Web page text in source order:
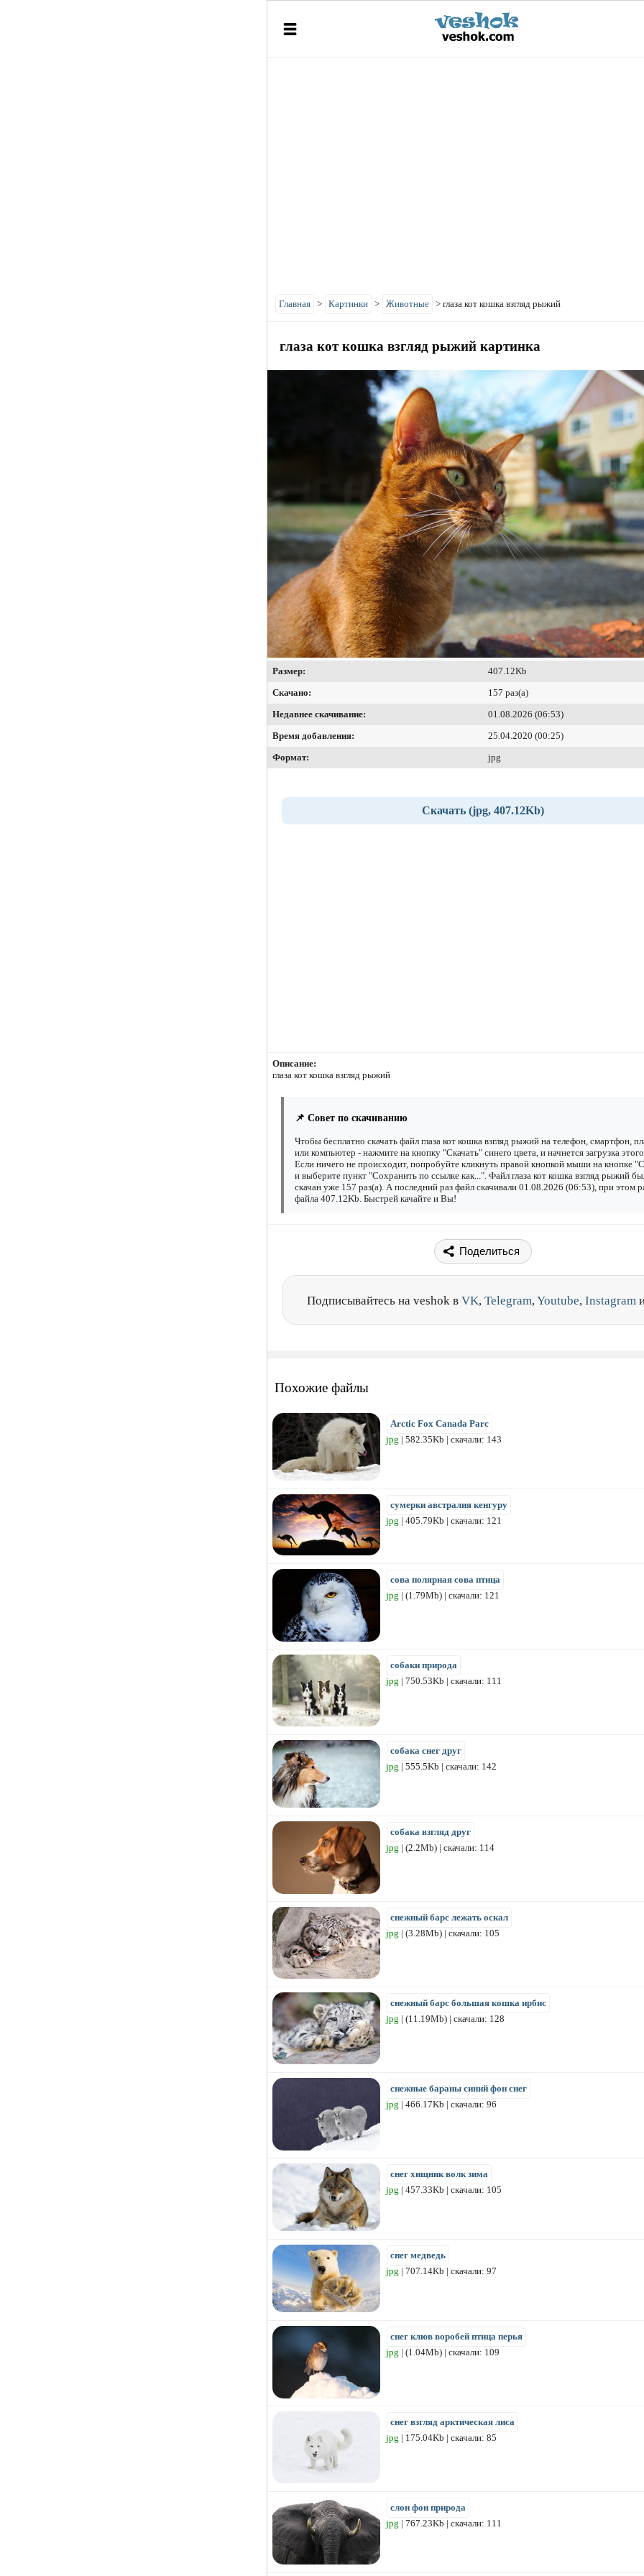
Главная > Картинки > Животные > глаза кот кошка взгляд рыжий
глаза кот кошка взгляд рыжий картинка
Размер:
407.12Kb
Скачано:
157 раз(а)
Недавнее скачивание:
01.08.2026 (06:53)
Время добавления:
25.04.2020 (00:25)
Формат:
jpg
Скачать (jpg, 407.12Kb)
Описание:
глаза кот кошка взгляд рыжий
📌 Совет по скачиванию
Чтобы бесплатно скачать файл глаза кот кошка взгляд рыжий на телефон, смартфон,
или компьютер - нажмите на кнопку "Скачать" синего цвета, и начнется загрузка
Если ничего не происходит, попробуйте кликнуть правой кнопкой мыши на кнопке
и выберите пункт "Сохранить по ссылке как...". Файл глаза кот кошка взгляд рыжий
скачан уже 157 раз(а). А последний раз файл скачивали 01.08.2026 (06:53), при этом
файла 407.12Kb. Быстрей качайте и Вы!
Поделиться
Подписывайтесь на veshok в VK, Telegram,Youtube, Instagram
Похожие файлы
Arctic Fox Canada Parc
jpg | 582.35Kb | скачали: 143
сумерки австралия кенгуру
jpg | 405.79Kb | скачали: 121
сова полярная сова птица
jpg | (1.79Mb) | скачали: 121
собаки природа
jpg | 750.53Kb | скачали: 111
собака снег друг
jpg | 555.5Kb | скачали: 142
собака взгляд друг
jpg | (2.2Mb) | скачали: 114
снежный барс лежать оскал
jpg | (3.28Mb) | скачали: 105
снежный барс большая кошка ирбис
jpg | (11.19Mb) | скачали: 128
снежные бараны синий фон снег
jpg | 466.17Kb | скачали: 96
снег хищник волк зима
jpg | 457.33Kb | скачали: 105
снег медведь
jpg | 707.14Kb | скачали: 97
снег клюв воробей птица перья
jpg | (1.04Mb) | скачали: 109
снег взгляд арктическая лиса
jpg | 175.04Kb | скачали: 85
слон фон природа
jpg | 767.23Kb | скачали: 111